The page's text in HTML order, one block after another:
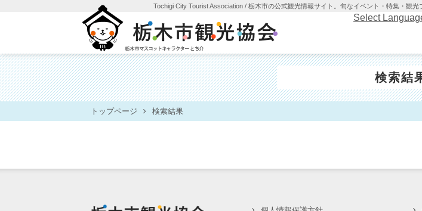
Tochigi City Tourist Association / 栃木市の公式観光情報サイト。旬なイベント・特集・観
栃木市観光協会
Select
検索結
トップページ 検索結果
栃木市観光協会